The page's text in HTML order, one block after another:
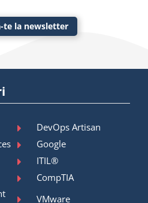
te la newsletter
DevOps Artisan
Google
ITIL®
CompTIA
VMware